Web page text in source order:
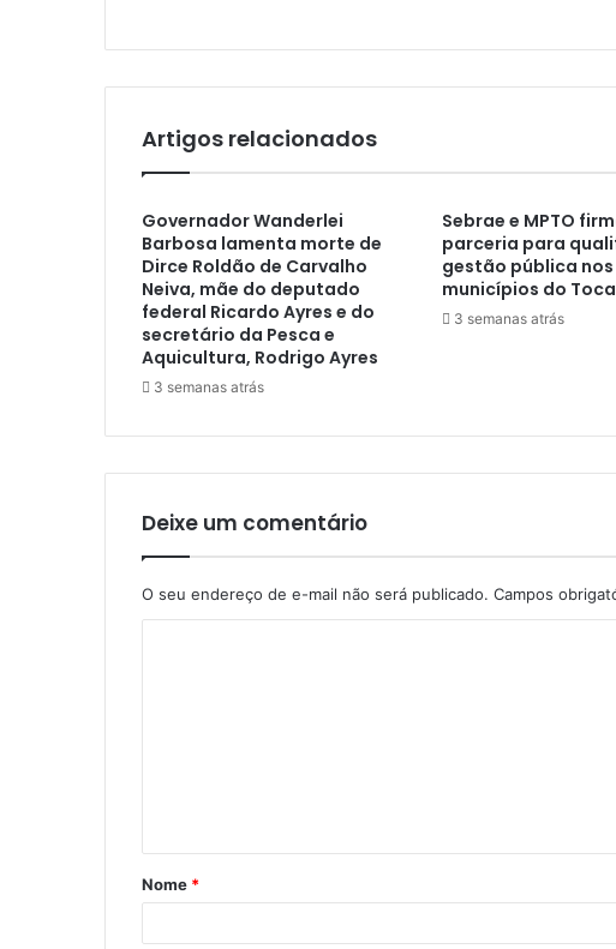
Artigos relacionados
Governador Wanderlei
Barbosa lamenta morte de
Dirce Roldão de Carvalho
Neiva, mãe do deputado
federal Ricardo Ayres e do
secretário da Pesca e
Aquicultura, Rodrigo Ayres
3 semanas atrás
Sebrae e MPTO
parceria para
gestão pública nos
municípios do
3 semanas atrás
Deixe um comentário
O seu endereço de e-mail não será publicado. Campos
á
r
Nome *